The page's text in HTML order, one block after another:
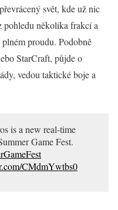
svět, kde už nic
pohledu několika frakcí a
proudu. Podobně
StarCraft, půjde o
vedou taktické boje a
is a new real-time
Game Fest.
CMdmYwtbs0